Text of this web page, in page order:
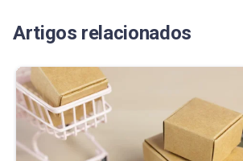
Artigos relacionados